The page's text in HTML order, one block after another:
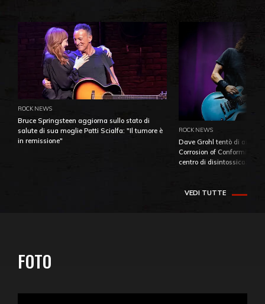
ROCK NEWS
Bruce Springsteen aggiorna sullo stato di
salute di sua moglie Patti Scialfa: "Il tumore è
in remissione"
ROCK NEWS
Dave Grohl tentò di
Corrosion of Conformity
centro di
VEDI TUTTE
FOTO